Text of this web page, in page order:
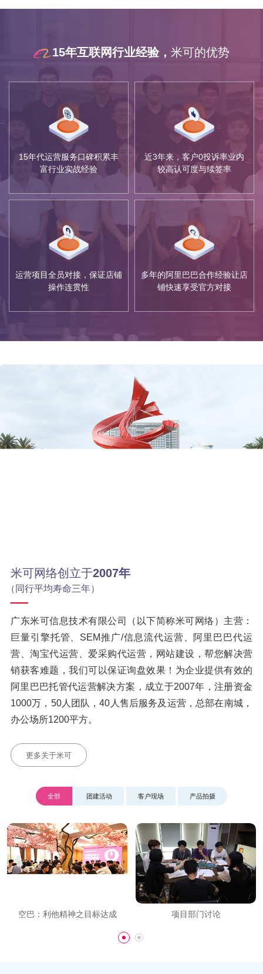
15年互联网行业经验，米可的优势
15年代运营服务口碑积累丰
富行业实战经验
近3年来，客户0投诉率业内
较高认可度与续签率
运营项目全员对接，保证店铺
操作连贯性
多年的阿里巴巴合作经验让店
铺快速享受官方对接
米可网络创立于2007年
（同行平均寿命三年）
广东米可信息技术有限公司（以下简称米可网络）主营：
巨量引擎托管、SEM推广/信息流代运营、阿里巴巴代运
营、淘宝代运营、爱采购代运营，网站建设，帮您解决营
销获客难题，我们可以保证询盘效果！为企业提供有效的
阿里巴巴托管代运营解决方案，成立于2007年，注册资金
1000万，50人团队，40人售后服务及运营，总部在南城，
办公场所1200平方。
更多关于米可
全部 团建活动 客户现场 产品拍摄
空巴：利他精神之目标达成 项目部门讨论